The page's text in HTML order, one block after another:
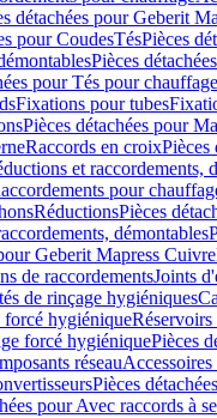
détachées pour Geberit
pour CoudesTésPièces
Pièces
pour Tés pour chauffage
Fixations pour tubes
Pièces détachées pour
Raccords en croixPièces
et raccordements,
pour
RéductionsPièces
démontables
Geberit Mapress Cuivre
de raccordementsJoints
de rinçage hygiéniques
forcé hygiénique
forcé hygiéniquePièces
réseau
Pièces
pour Avec raccords à